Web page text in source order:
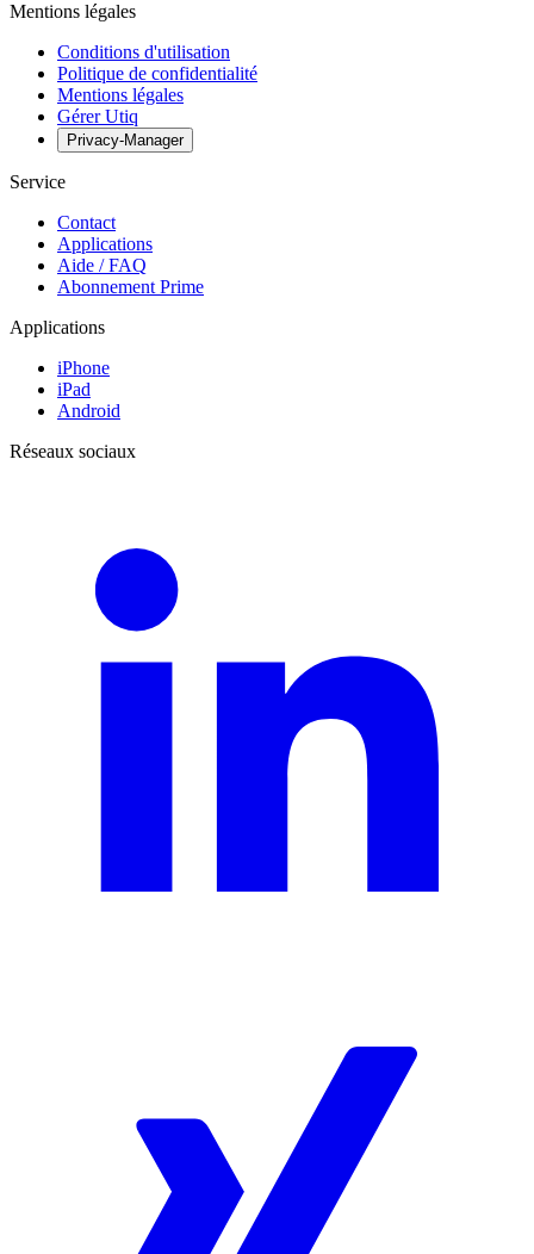
Mentions légales
Conditions d'utilisation
Politique de confidentialité
Mentions légales
Gérer Utiq
Privacy-Manager
Service
Contact
Applications
Aide / FAQ
Abonnement Prime
Applications
iPhone
iPad
Android
Réseaux sociaux